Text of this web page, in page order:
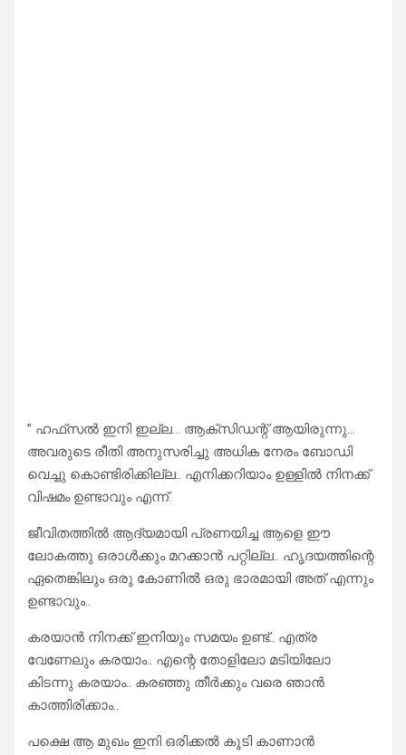
” ഹഫ്‌സൽ ഇനി ഇല്ല… ആക്‌സിഡന്റ് ആയിരുന്നു…
അവരുടെ രീതി അനുസരിച്ചു അധിക നേരം ബോഡി
വെച്ചു കൊണ്ടിരിക്കില്ല.. എനിക്കറിയാം ഉള്ളിൽ നിനക്ക്
വിഷമം ഉണ്ടാവും എന്ന്.
ജീവിതത്തിൽ ആദ്യമായി പ്രണയിച്ച ആളെ ഈ
ലോകത്തു ഒരാൾക്കും മറക്കാൻ പറ്റില്ല.. ഹൃദയത്തിന്റെ
ഏതെങ്കിലും ഒരു കോണിൽ ഒരു ഭാരമായി അത് എന്നും
ഉണ്ടാവും..
കരയാൻ നിനക്ക് ഇനിയും സമയം ഉണ്ട്.. എത്ര
വേണേലും കരയാം.. എന്റെ തോളിലോ മടിയിലോ
കിടന്നു കരയാം.. കരഞ്ഞു തീർക്കും വരെ ഞാൻ
കാത്തിരിക്കാം..
പക്ഷെ ആ മുഖം ഇനി ഒരിക്കൽ കൂടി കാണാൻ